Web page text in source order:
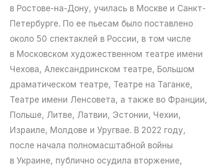
в Ростове-на-Дону, училась в Москве и Санкт-
Петербурге. По ее пьесам было поставлено
около 50 спектаклей в России, в том числе
в Московском художественном театре имени
Чехова, Александринском театре, Большом
драматическом театре, Театре на Таганке,
Театре имени Ленсовета, а также во Франции,
Польше, Литве, Латвии, Эстонии, Чехии,
Израиле, Молдове и Уругвае. В 2022 году,
после начала полномасштабной войны
в Украине, публично осудила вторжение,